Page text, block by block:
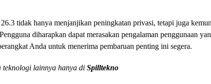
26.3 tidak hanya menjanjikan peningkatan privasi, tetapi juga
diharapkan dapat merasakan pengalaman penggunaan
Anda untuk menerima pembaruan penting ini segera.
teknologi lainnya hanya di Spilltekno